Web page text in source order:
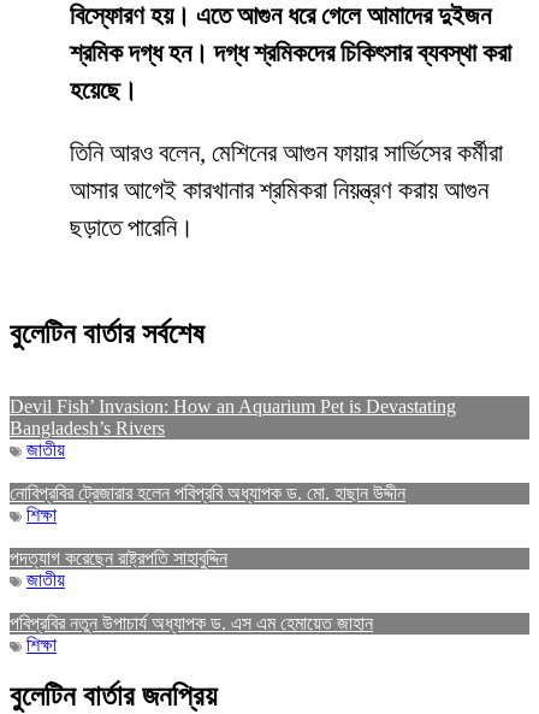
বিস্ফোরণ হয়। এতে আগুন ধরে গেলে আমাদের দুইজন
শ্রমিক দগ্ধ হন। দগ্ধ শ্রমিকদের চিকিৎসার ব্যবস্থা করা
হয়েছে।
তিনি আরও বলেন, মেশিনের আগুন ফায়ার সার্ভিসের কর্মীরা
আসার আগেই কারখানার শ্রমিকরা নিয়ন্ত্রণ করায় আগুন
ছড়াতে পারেনি।
বুলেটিন বার্তার সর্বশেষ
Devil Fish’ Invasion: How an Aquarium Pet is Devastating
Bangladesh’s Rivers
জাতীয়
নোবিপ্রবির ট্রেজারার হলেন পবিপ্রবি অধ্যাপক ড. মো. হাছান উদ্দীন
শিক্ষা
পদত্যাগ করেছেন রাষ্ট্রপতি সাহাবুদ্দিন
জাতীয়
পবিপ্রবির নতুন উপাচার্য অধ্যাপক ড. এস এম হেমায়েত জাহান
শিক্ষা
বুলেটিন বার্তার জনপ্রিয়